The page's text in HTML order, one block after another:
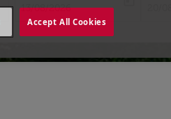
fc-booking-departure-date-aria-
13/08/2026
fc-
Accept All Cookies